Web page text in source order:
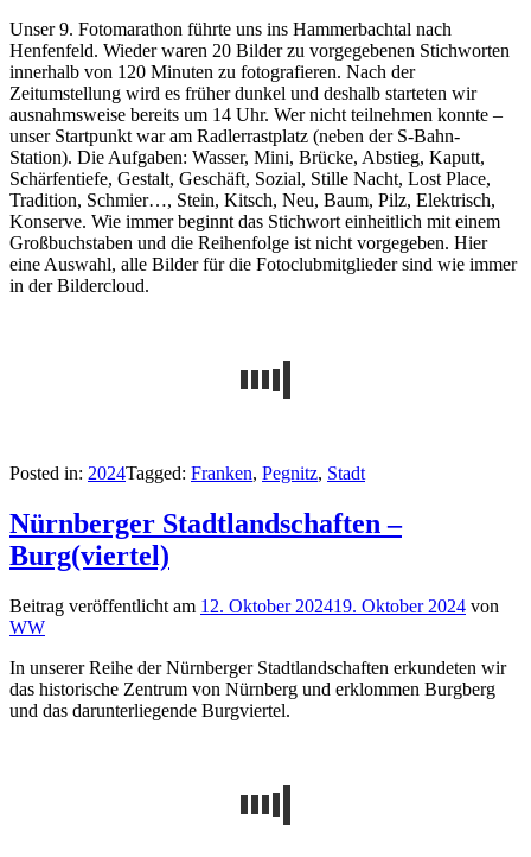
Unser 9. Fotomarathon führte uns ins Hammerbachtal nach
Henfenfeld. Wieder waren 20 Bilder zu vorgegebenen Stichworten
innerhalb von 120 Minuten zu fotografieren. Nach der
Zeitumstellung wird es früher dunkel und deshalb starteten wir
ausnahmsweise bereits um 14 Uhr. Wer nicht teilnehmen konnte –
unser Startpunkt war am Radlerrastplatz (neben der S-Bahn-
Station). Die Aufgaben: Wasser, Mini, Brücke, Abstieg, Kaputt,
Schärfentiefe, Gestalt, Geschäft, Sozial, Stille Nacht, Lost Place,
Tradition, Schmier…, Stein, Kitsch, Neu, Baum, Pilz, Elektrisch,
Konserve. Wie immer beginnt das Stichwort einheitlich mit einem
Großbuchstaben und die Reihenfolge ist nicht vorgegeben. Hier
eine Auswahl, alle Bilder für die Fotoclubmitglieder sind wie immer
in der Bildercloud.
Posted in: 2024Tagged: Franken, Pegnitz, Stadt
Nürnberger Stadtlandschaften –
Burg(viertel)
Beitrag veröffentlicht am 12. Oktober 202419. Oktober 2024 von
WW
In unserer Reihe der Nürnberger Stadtlandschaften erkundeten wir
das historische Zentrum von Nürnberg und erklommen Burgberg
und das darunterliegende Burgviertel.